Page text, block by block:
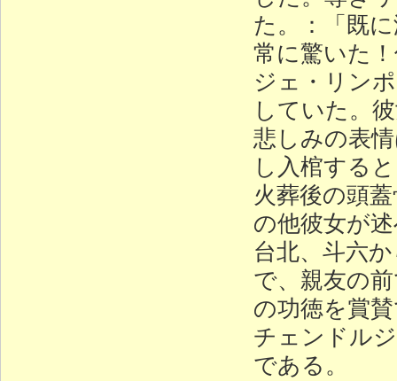
た。：「既
常に驚いた
ジェ・リン
していた。
悲しみの表
し入棺する
火葬後の頭
の他彼女が
台北、斗六
で、親友の
の功徳を賞
チェンドル
である。